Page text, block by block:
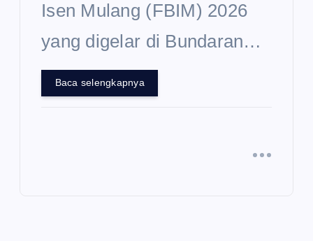
Isen Mulang (FBIM) 2026
yang digelar di Bundaran…
Baca selengkapnya